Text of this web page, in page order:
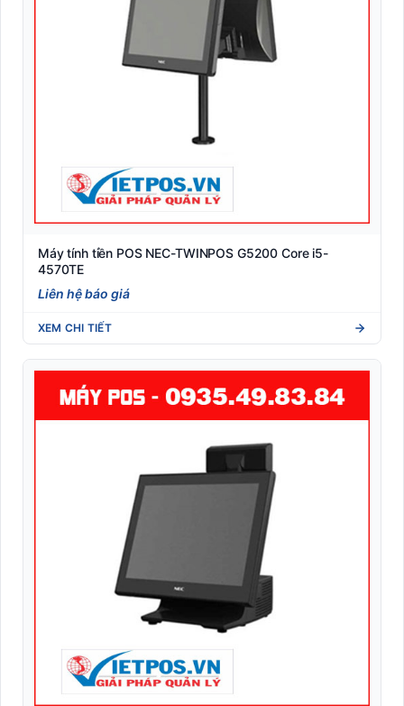
Máy tính tiền POS NEC-TWINPOS G5200 Core i5-
4570TE
Liên hệ báo giá
XEM CHI TIẾT